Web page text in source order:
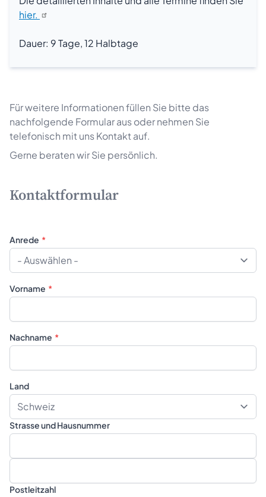
hier.
Dauer: 9 Tage, 12 Halbtage
Für weitere Informationen füllen Sie bitte das
nachfolgende Formular aus oder nehmen Sie
telefonisch mit uns Kontakt auf.
Gerne beraten wir Sie persönlich.
Kontaktformular
Anrede
Vorname
Nachname
Land
Strasse und Hausnummer
Postleitzahl